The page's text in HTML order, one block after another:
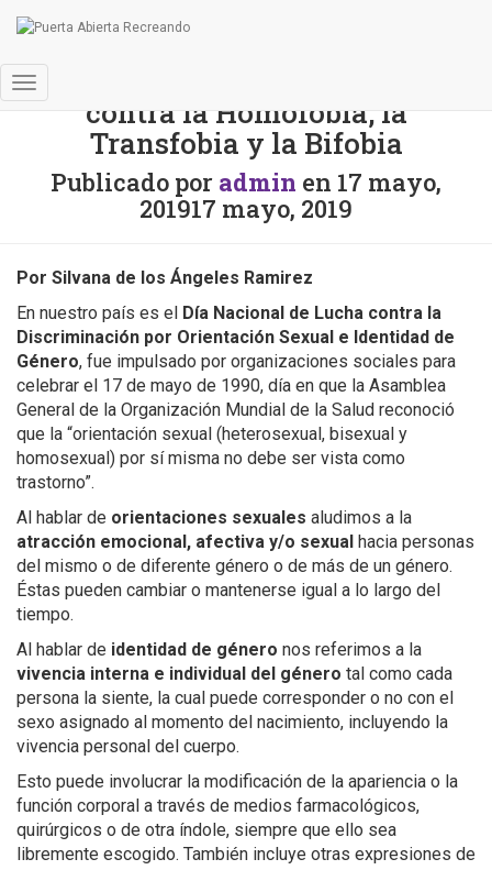
Cambiar
contra la Homofobia, la
Transfobia y la Bifobia
Publicado por admin en 17 mayo,
201917 mayo, 2019
Por Silvana de los Ángeles Ramirez
En nuestro país es el Día Nacional de Lucha contra la
Discriminación por Orientación Sexual e Identidad de
Género, fue impulsado por organizaciones sociales para
celebrar el 17 de mayo de 1990, día en que la Asamblea
General de la Organización Mundial de la Salud reconoció
que la “orientación sexual (heterosexual, bisexual y
homosexual) por sí misma no debe ser vista como
trastorno”.
Al hablar de orientaciones sexuales aludimos a la
atracción emocional, afectiva y/o sexual hacia personas
del mismo o de diferente género o de más de un género.
Éstas pueden cambiar o mantenerse igual a lo largo del
tiempo.
Al hablar de identidad de género nos referimos a la
vivencia interna e individual del género tal como cada
persona la siente, la cual puede corresponder o no con el
sexo asignado al momento del nacimiento, incluyendo la
vivencia personal del cuerpo.
Esto puede involucrar la modificación de la apariencia o la
función corporal a través de medios farmacológicos,
quirúrgicos o de otra índole, siempre que ello sea
libremente escogido. También incluye otras expresiones de